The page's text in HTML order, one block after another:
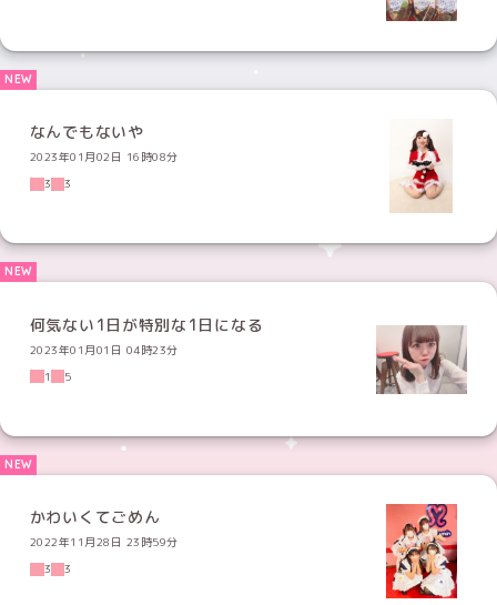
なんでもないや
2023年01月02日 16時08分
3
3
何気ない1日が特別な1日になる
2023年01月01日 04時23分
1
5
かわいくてごめん
2022年11月28日 23時59分
3
3